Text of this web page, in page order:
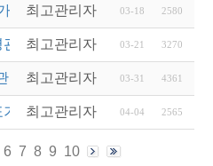
족여행 운영업체 선정 및 제안
최고관리자 03-18 2580
관리 용역 제안서 평가위원(후보
최고관리자 03-21 3270
광기념품 공모전 개최 공고
최고관리자 03-31 4361
개선을 위한 번역·감수 지원사
최고관리자 04-04 2565
6 7 8 9 10